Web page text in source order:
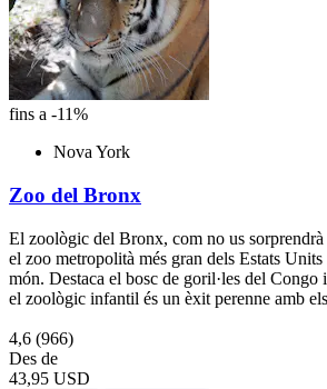
fins a -11%
Nova York
Zoo del Bronx
El zoològic del Bronx, com no us sorprendrà
el zoo metropolità més gran dels Estats
món. Destaca el bosc de goril·les del Congo
el zoològic infantil és un èxit perenne amb
4,6 (966)
Des de
43,95 USD